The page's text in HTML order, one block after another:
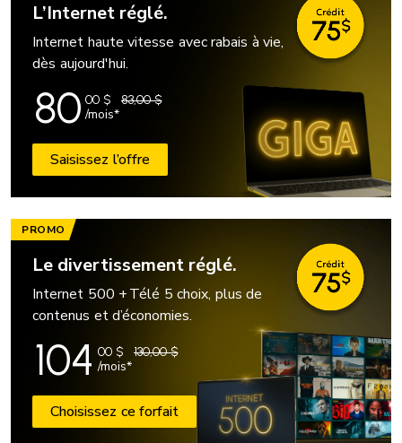
L’Internet réglé.
Internet haute vitesse avec rabais à vie,
dès aujourd'hui.
80 00 $
/mois*
83,00 $
Saisissez l’offre
PROMO
Le divertissement réglé.
Internet 500 + Télé 5 choix, plus de
contenus et d’économies.
104 00 $
/mois*
130,00 $
Choisissez ce forfait